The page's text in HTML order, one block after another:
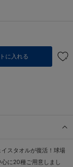
に入れる
スタオルが復活！球場
に20種ご用意しまし